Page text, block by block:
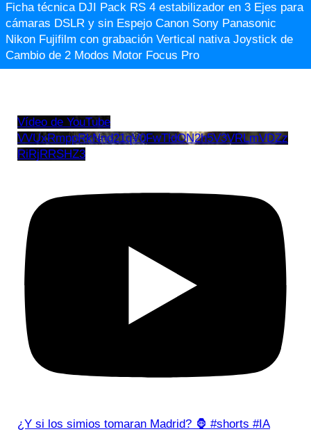
Ficha técnica DJI Pack RS 4 estabilizador en 3 Ejes para
cámaras DSLR y sin Espejo Canon Sony Panasonic
Nikon Fujifilm con grabación Vertical nativa Joystick de
Cambio de 2 Modos Motor Focus Pro
Vídeo de YouTube
VVUxRmppRkNnd21qV0FwTldON2h5V3VRLmVDZz
RiRjRRSHZ3
¿Y si los simios tomaran Madrid? 🦍 #shorts #IA